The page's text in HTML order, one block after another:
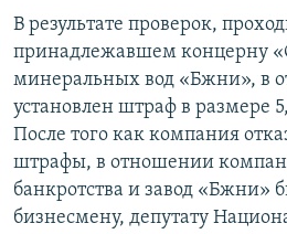
В результате проверок,
принадлежавшем концерну
минеральных вод «Бжни», в
установлен штраф в размере
После того как компания
штрафы, в отношении
банкротства и завод «Бжни»
бизнесмену, депутату